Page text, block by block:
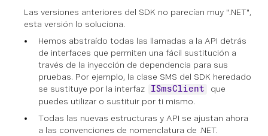
Las versiones anteriores del SDK no parecían muy ".NET",
esta versión lo soluciona.
Hemos abstraído todas las llamadas a la API detrás
de interfaces que permiten una fácil sustitución a
través de la inyección de dependencia para sus
pruebas. Por ejemplo, la clase SMS del SDK heredado
se sustituye por la interfaz
ISmsClient
que
puedes utilizar o sustituir por ti mismo.
Todas las nuevas estructuras y API se ajustan ahora
a las convenciones de nomenclatura de .NET.